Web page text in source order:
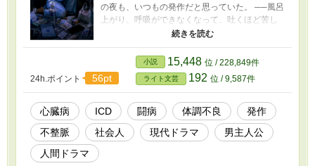
の夜も、いつもの発作だと思っていた。 ──風呂
上がり、呼吸ができなくなって、吐くほど苦し
くなるまでは。 検査の結果わかったのは、俺の
始まった入院生活。 治らないかもしれない心
臓。 ICDという“突然死回避装置”。 そして、“こ
れからも生きる”という現実。 どうやって誤魔化
すか、それがテーマの俺の人生は、形を変え
て、これからも続いていく。 これは、下手くそ
ドラマーの支配下だった心臓を、文明の利器に
頼りながら、未来へ繋いでいく話。
24h.ポイント 56pt
小説 15,448 位 / 228,849件
ライト文芸 192 位 / 9,587件
心臓病 ICD 闘病 体調不良
発作
不整脈
社会人 現代ドラマ
男主人公
人間ドラマ